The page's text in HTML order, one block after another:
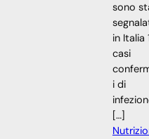
sono
in Italia
casi
i di
[…]